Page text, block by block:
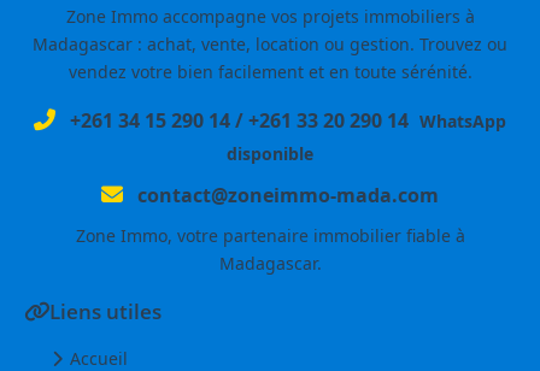
Zone Immo accompagne vos projets immobiliers à
Madagascar : achat, vente, location ou gestion. Trouvez ou
vendez votre bien facilement et en toute sérénité.
+261 34 15 290 14/+261 33 20 290 14 WhatsApp
disponible
contact@zoneimmo-mada.com
Zone Immo, votre partenaire immobilier fiable à
Madagascar.
Liens utiles
Accueil